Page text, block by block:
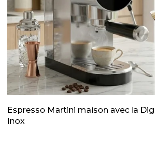
Espresso Martini maison avec la
Inox